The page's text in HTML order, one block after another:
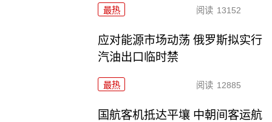
最热 阅读 13152
应对能源市场动荡 俄罗斯拟实行
汽油出口临时禁
最热 阅读 12885
国航客机抵达平壤 中朝间客运航